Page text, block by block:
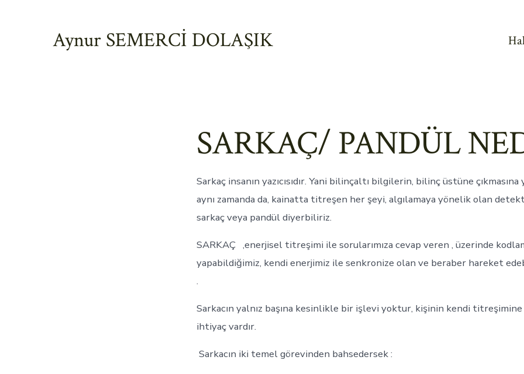
Aynur SEMERCİ DOLAŞIK
SARKAÇ/ PANDÜL
Sarkaç insanın yazıcısıdır. Yani bilinçaltı bilgilerin, bilinç üstüne çıkmasına
aynı zamanda da, kainatta titreşen her şeyi, algılamaya yönelik olan
sarkaç veya pandül diyerbiliriz.
SARKAÇ ,enerjisel titreşimi ile sorularımıza cevap veren , üzerinde
yapabildiğimiz, kendi enerjimiz ile senkronize olan ve beraber hareket
.
Sarkacın yalnız başına kesinlikle bir işlevi yoktur, kişinin kendi
ihtiyaç vardır.
Sarkacın iki temel görevinden bahsedersek :